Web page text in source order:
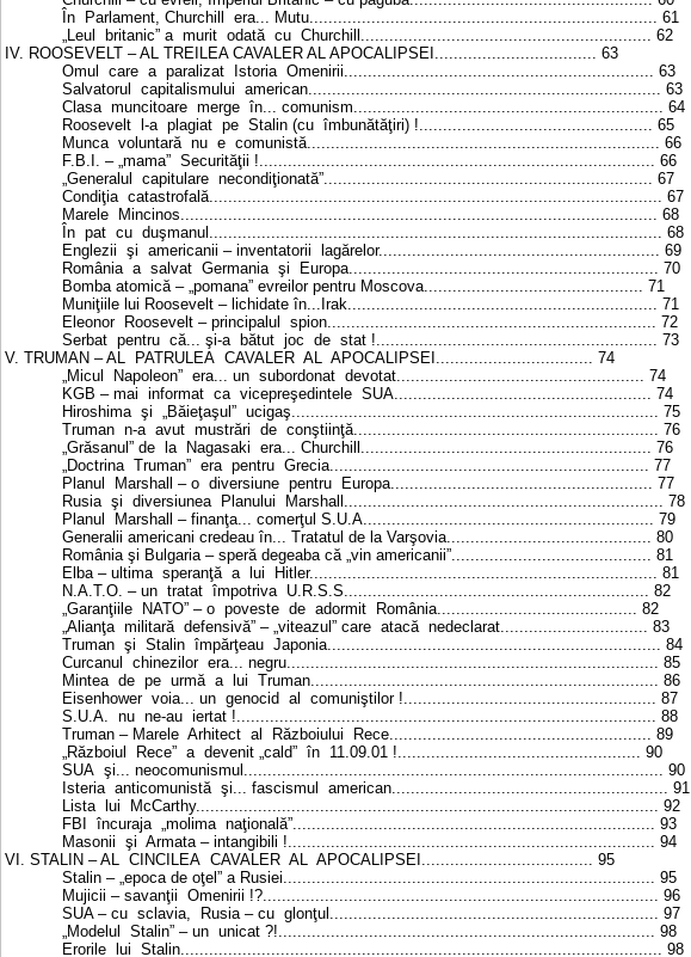
În
Parlament, Churchill era... Mutu......................................................................... 61
„Leul
britanic” a murit odată cu Churchill ............................................................. 62
IV. ROOSEVELT – AL TREILEA CAVALER AL APOCALIPSEI .................................. 63
Omul
care a paralizat Istoria Omenirii................................................................. 63
Salvatorul capitalismului american.......................................................................... 63
Clasa muncitoare merge în... comunism................................................................. 64
Roosevelt
l-a plagiat pe Stalin (cu îmbunătăţiri) !................................................. 65
Munca voluntară nu e comunistă.......................................................................... 66
F.B.I. – „mama” Securităţii !................................................................................... 66
„Generalul
capitulare necondiţionată”..................................................................... 67
Condiţia catastrofală............................................................................................... 67
Marele
Mincinos.................................................................................................... 68
În pat cu duşmanul............................................................................................... 68
Englezii şi americanii – inventatorii lagărelor........................................................... 69
România a salvat Germania şi Europa................................................................. 70
Bomba atomică – „pomana” evreilor pentru Moscova.............................................. 71
Muniţiile lui Roosevelt – lichidate în...Irak................................................................. 71
Eleonor
Roosevelt – principalul spion..................................................................... 72
Serbat pentru că... şi-a bătut joc de stat !........................................................... 73
V. TRUMAN – AL
PATRULEA CAVALER AL APOCALIPSEI ................................. 74
„Micul
Napoleon” era... un subordonat devotat.................................................... 74
KGB – mai informat ca vicepreşedintele SUA...................................................... 74
Hiroshima şi „Băieţaşul” ucigaş............................................................................. 75
Truman n-a avut mustrări de conştiinţă................................................................ 76
„Grăsanul” de
la Nagasaki era... Churchill ............................................................. 76
„Doctrina Truman” era pentru Grecia................................................................... 77
Planul
Marshall – o diversiune pentru Europa....................................................... 77
Rusia şi diversiunea Planului Marshall ................................................................... 78
Planul
Marshall – finanţa... comerţul S.U.A............................................................. 79
Generalii americani credeau în... Tratatul de la Varşovia........................................... 80
România şi Bulgaria– speră degeaba că „vin americanii”.......................................... 81
Elba– ultima speranţă a lui Hitler......................................................................... 81
N.A.T.O. – un tratat împotriva U.R.S.S................................................................ 82
„Garanţiile
NATO” – o poveste de adormit România.......................................... 82
„Alianţa militară defensivă” – „viteazul” care atacă nedeclarat............................... 83
Truman şi Stalin împărţeau Japonia...................................................................... 84
Curcanul
chinezilor era... negru.............................................................................. 85
Mintea de pe urmă a lui Truman......................................................................... 86
Eisenhower voia... un genocid al comuniştilor !..................................................... 87
S.U.A. nu ne-au iertat !........................................................................................ 88
Truman – Marele Arhitect al Războiului Rece....................................................... 89
„Războiul
Rece” a devenit „cald” în 11.09.01 !................................................... 90
SUA şi... neocomunismul ........................................................................................ 90
Isteria anticomunistă şi... fascismul american.......................................................... 91
Lista
lui McCarthy................................................................................................. 92
FBI
încuraja „molima naţională”............................................................................ 93
Masonii şi Armata – intangibili !............................................................................. 94
VI. STALIN – AL CINCILEA CAVALER AL APOCALIPSEI .................................... 95
Stalin – „epoca de oţel” a Rusiei.............................................................................. 95
Mujicii – savanţii Omenirii !?................................................................................... 96
SUA – cu sclavia, Rusia – cu glonţul..................................................................... 97
„Modelul
Stalin” – un unicat ?!............................................................................... 98
Erorile
lui Stalin..................................................................................................... 98